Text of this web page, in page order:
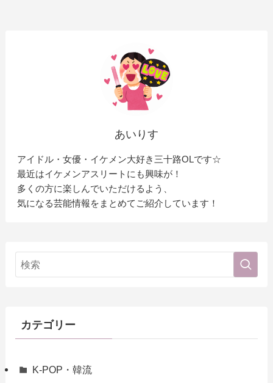
あいりす
アイドル・女優・イケメン大好き三十路OLです☆
最近はイケメンアスリートにも興味が！
多くの方に楽しんでいただけるよう、
気になる芸能情報をまとめてご紹介しています！
カテゴリー
K-POP・韓流